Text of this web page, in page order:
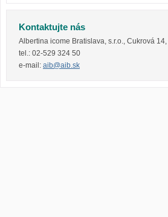
Kontaktujte nás
Albertina icome Bratislava, s.r.o., Cukrová 14,
tel.: 02-529 324 50
e-mail: aib@aib.sk